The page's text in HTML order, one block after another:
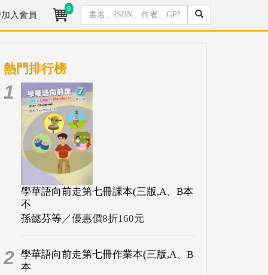
入會員
0
熱門排行榜
1
學華語向前走第七冊課本(三版,A、B本
不
孫懿芬等／優惠價8折160元
2 學華語向前走第七冊作業本(三版,A、B
本